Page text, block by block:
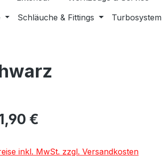
Schläuche & Fittings Turbosystem
€
inkl. MwSt. zzgl. Versandkosten